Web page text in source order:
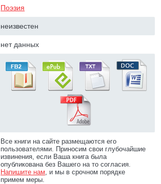
Поэзия
неизвестен
нет данных
Все книги на сайте размещаются его
пользователями. Приносим свои глубочайшие
извинения, если Ваша книга была
опубликована без Вашего на то согласия.
Напишите нам, и мы в срочном порядке
примем меры.